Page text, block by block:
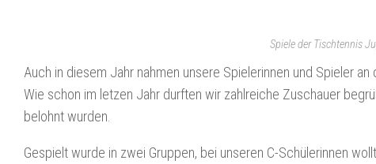
Spiele der Tischtennis
Auch in diesem Jahr nahmen unsere Spielerinnen und Spieler
Wie schon im letzen Jahr durften wir zahlreiche Zuschauer
belohnt wurden.
Gespielt wurde in zwei Gruppen, bei unseren C-Schülerinnen